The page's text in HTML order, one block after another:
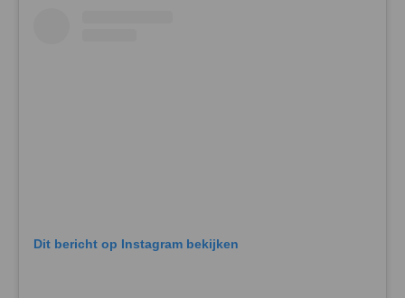
Dit bericht op Instagram bekijken